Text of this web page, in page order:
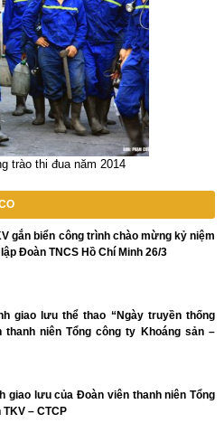
trào thi đua năm 2014
gắn biển công trình chào mừng kỷ niệm
Đoàn TNCS Hồ Chí Minh 26/3
giao lưu thể thao “Ngày truyền thống
thanh niên Tổng công ty Khoáng sản –
giao lưu của Đoàn viên thanh niên Tổng
– CTCP